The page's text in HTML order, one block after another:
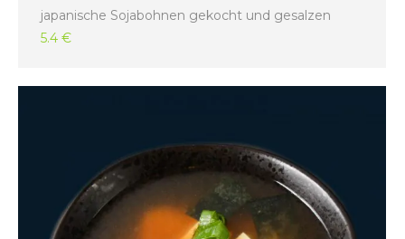
japanische Sojabohnen gekocht und gesalzen
5.4 €